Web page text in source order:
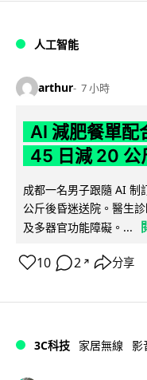
人工智能
arthur 7 小時
AI 減肥餐單
45 日減 20 公
成都一名男子跟隨 AI 制
公斤後昏迷送院。醫生
及多器官功能障礙。...
10 2 ↗ 分享
3C科技 家居無線 影